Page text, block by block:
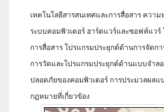
เทคโนโลยีสารสนเทศและการสื่อสาร ควา
ระบบคอมพิวเตอร์ ฮาร์ดแวร์และซอฟท์แวร์
การสื่อสาร โปรแกรมประยุกต์ด้านการจัดก
การวัดและโปรแกรมประยุกต์ด้านแบบจำล
ปลอดภัยของคอมพิวเตอร์ การประมวลผลแ
กฏหมายที่เกี่ยวข้อง